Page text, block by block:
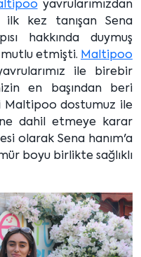
yavrularımızdan
ilk kez tanışan Sena
hakkında duymuş
mutlu etmişti. Maltipoo
ile birebir
en başından beri
Maltipoo dostumuz ile
dahil etmeye karar
olarak Sena hanım'a
boyu birlikte sağlıklı